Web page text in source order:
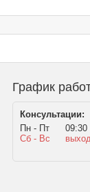
График
Консультации:
Пн - Пт
09:30
Сб - Вс